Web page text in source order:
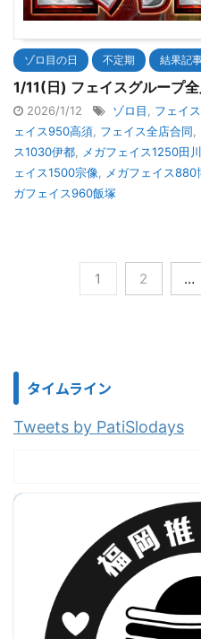
ゾロ目の日 不定期 結果記
1/11(日) フェイスグループ
2026/1/12 ゾロ目 フェイ
ェイス950高須 フェイス全店合同
ス1030伊都
メガフェイス1250田川
ェイス1500宗像
メガフェイス880
ガフェイス960飯塚
1 2 …
タイムライン
Tweets by PatiSlodays